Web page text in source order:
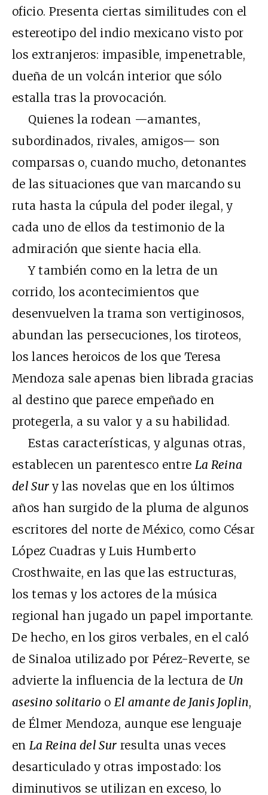
oficio. Presenta ciertas similitudes con el
estereotipo del indio mexicano visto por
los extranjeros: impasible, impenetrable,
dueña de un volcán interior que sólo
estalla tras la provocación.
Quienes la rodean —amantes,
subordinados, rivales, amigos— son
comparsas o, cuando mucho, detonantes
de las situaciones que van marcando su
ruta hasta la cúpula del poder ilegal, y
cada uno de ellos da testimonio de la
admiración que siente hacia ella.
Y también como en la letra de un
corrido, los acontecimientos que
desenvuelven la trama son vertiginosos,
abundan las persecuciones, los tiroteos,
los lances heroicos de los que Teresa
Mendoza sale apenas bien librada gracias
al destino que parece empeñado en
protegerla, a su valor y a su habilidad.
Estas características, y algunas otras,
establecen un parentesco entre La Reina
del Sur y las novelas que en los últimos
años han surgido de la pluma de algunos
escritores del norte de México, como César
López Cuadras y Luis Humberto
Crosthwaite, en las que las estructuras,
los temas y los actores de la música
regional han jugado un papel importante.
De hecho, en los giros verbales, en el caló
de Sinaloa utilizado por Pérez-Reverte, se
advierte la influencia de la lectura de Un
asesino solitario o El amante de Janis Joplin,
de Élmer Mendoza, aunque ese lenguaje
enLa Reina del Sur resulta unas veces
desarticulado y otras impostado: los
diminutivos se utilizan en exceso, lo